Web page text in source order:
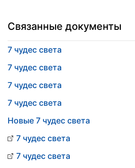
Связанные документы
7 чудес света
7 чудес света
7 чудес света
7 чудес света
Новые 7 чудес света
7 чудес света
7 чудес света